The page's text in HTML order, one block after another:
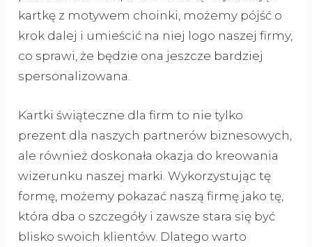
kartkę z motywem choinki, możemy pójść o
krok dalej i umieścić na niej logo naszej firmy,
co sprawi, że będzie ona jeszcze bardziej
spersonalizowana.
Kartki świąteczne dla firm to nie tylko
prezent dla naszych partnerów biznesowych,
ale również doskonała okazja do kreowania
wizerunku naszej marki. Wykorzystując tę
formę, możemy pokazać naszą firmę jako tę,
która dba o szczegóły i zawsze stara się być
blisko swoich klientów. Dlatego warto